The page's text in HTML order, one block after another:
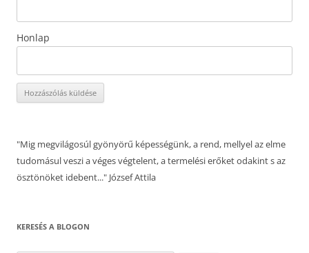
Honlap
"Mig megvilágosúl gyönyörű képességünk, a rend, mellyel az elme
tudomásul veszi a véges végtelent, a termelési erőket odakint s az
ösztönöket idebent..." József Attila
KERESÉS A BLOGON